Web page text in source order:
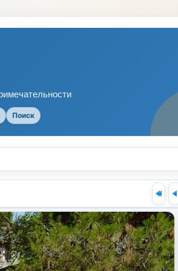
Поиск